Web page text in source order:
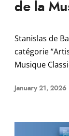
de la
Stanislas de
catégorie
Musique
January 21, 2026